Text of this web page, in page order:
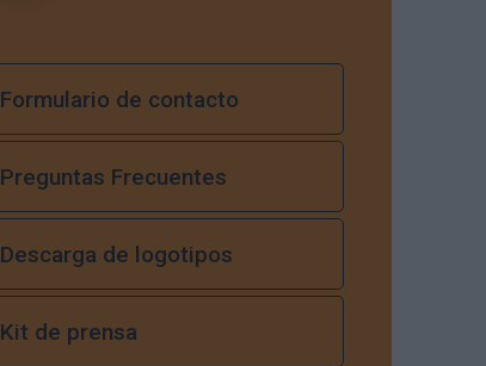
Formulario de contacto
Preguntas Frecuentes
Descarga de logotipos
Kit de prensa